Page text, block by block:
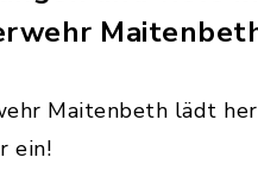
Maitenbeth lädt
ein!